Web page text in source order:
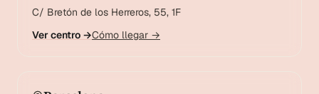
C/ Bretón de los Herreros, 55, 1F
Ver centro →Cómo llegar →